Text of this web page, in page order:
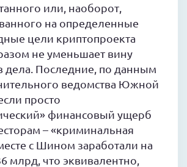
или, наоборот,
на определенные
цели криптопроекта
не уменьшает вину
дела. Последние, по данным
ведомства Южной
просто
финансовый ущерб
– «криминальная
с Шином заработали на
млрд, что эквивалентно,